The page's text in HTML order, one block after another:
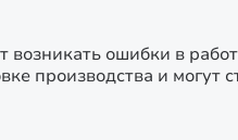
ошибки в
производства и могут